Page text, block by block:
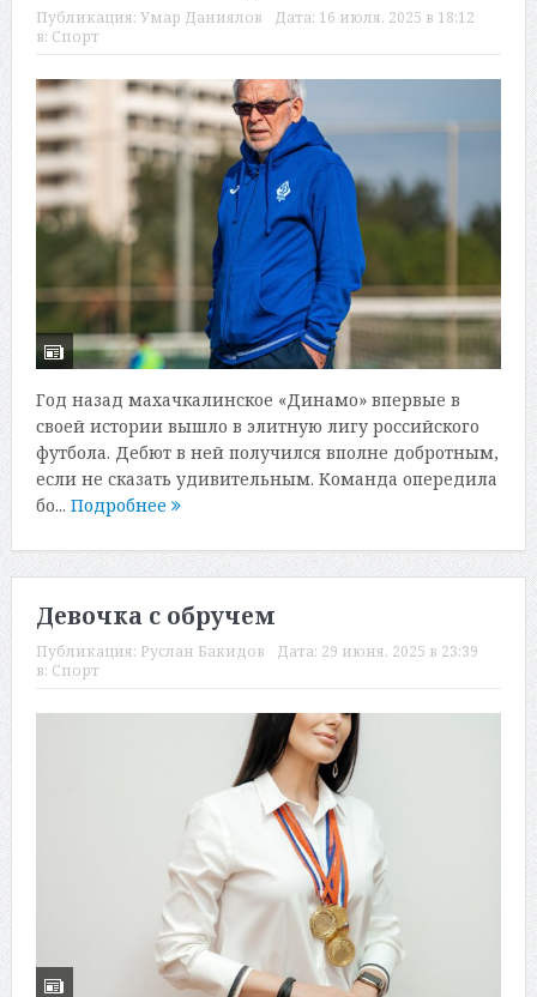
Публикация: Умар Даниялов Дата: 16 июля, 2025 в 18:12
в: Спорт
Год назад махачкалинское «Динамо» впервые в
своей истории вышло в элитную лигу российского
футбола. Дебют в ней получился вполне добротным,
если не сказать удивительным. Команда опередила
бо... Подробнее
Девочка с обручем
Публикация: Руслан Бакидов Дата: 29 июня, 2025 в 23:39
в: Спорт